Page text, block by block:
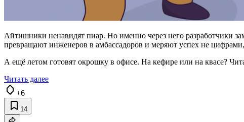
Айтишники ненавидят пиар. Но именно через него разработчики
превращают инженеров в амбассадоров и меряют успех не
А ещё летом готовят окрошку в офисе. На кефире или на квасе?
Читать далее
+6
14